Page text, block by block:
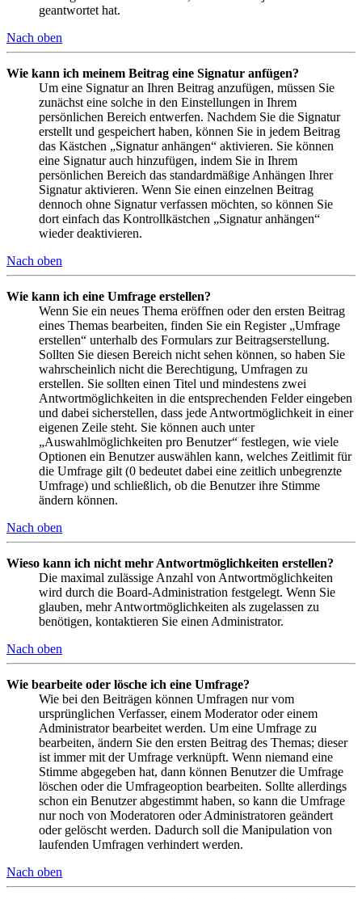
geantwortet hat.
Nach oben
Wie kann ich meinem Beitrag eine Signatur anfügen?
Um eine Signatur an Ihren Beitrag anzufügen, müssen Sie
zunächst eine solche in den Einstellungen in Ihrem
persönlichen Bereich entwerfen. Nachdem Sie die Signatur
erstellt und gespeichert haben, können Sie in jedem Beitrag
das Kästchen „Signatur anhängen“ aktivieren. Sie können
eine Signatur auch hinzufügen, indem Sie in Ihrem
persönlichen Bereich das standardmäßige Anhängen Ihrer
Signatur aktivieren. Wenn Sie einen einzelnen Beitrag
dennoch ohne Signatur verfassen möchten, so können Sie
dort einfach das Kontrollkästchen „Signatur anhängen“
wieder deaktivieren.
Nach oben
Wie kann ich eine Umfrage erstellen?
Wenn Sie ein neues Thema eröffnen oder den ersten Beitrag
eines Themas bearbeiten, finden Sie ein Register „Umfrage
erstellen“ unterhalb des Formulars zur Beitragserstellung.
Sollten Sie diesen Bereich nicht sehen können, so haben Sie
wahrscheinlich nicht die Berechtigung, Umfragen zu
erstellen. Sie sollten einen Titel und mindestens zwei
Antwortmöglichkeiten in die entsprechenden Felder eingeben
und dabei sicherstellen, dass jede Antwortmöglichkeit in einer
eigenen Zeile steht. Sie können auch unter
„Auswahlmöglichkeiten pro Benutzer“ festlegen, wie viele
Optionen ein Benutzer auswählen kann, welches Zeitlimit für
die Umfrage gilt (0 bedeutet dabei eine zeitlich unbegrenzte
Umfrage) und schließlich, ob die Benutzer ihre Stimme
ändern können.
Nach oben
Wieso kann ich nicht mehr Antwortmöglichkeiten erstellen?
Die maximal zulässige Anzahl von Antwortmöglichkeiten
wird durch die Board-Administration festgelegt. Wenn Sie
glauben, mehr Antwortmöglichkeiten als zugelassen zu
benötigen, kontaktieren Sie einen Administrator.
Nach oben
Wie bearbeite oder lösche ich eine Umfrage?
Wie bei den Beiträgen können Umfragen nur vom
ursprünglichen Verfasser, einem Moderator oder einem
Administrator bearbeitet werden. Um eine Umfrage zu
bearbeiten, ändern Sie den ersten Beitrag des Themas; dieser
ist immer mit der Umfrage verknüpft. Wenn niemand eine
Stimme abgegeben hat, dann können Benutzer die Umfrage
löschen oder die Umfrageoption bearbeiten. Sollte allerdings
schon ein Benutzer abgestimmt haben, so kann die Umfrage
nur noch von Moderatoren oder Administratoren geändert
oder gelöscht werden. Dadurch soll die Manipulation von
laufenden Umfragen verhindert werden.
Nach oben